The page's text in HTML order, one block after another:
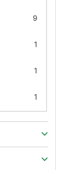
9
1
1
1